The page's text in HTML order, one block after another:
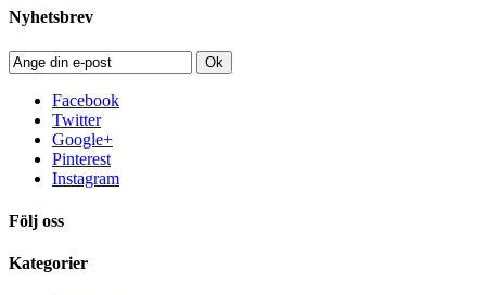
Nyhetsbrev
Ok
Facebook
Twitter
Google+
Pinterest
Instagram
Följ oss
Kategorier